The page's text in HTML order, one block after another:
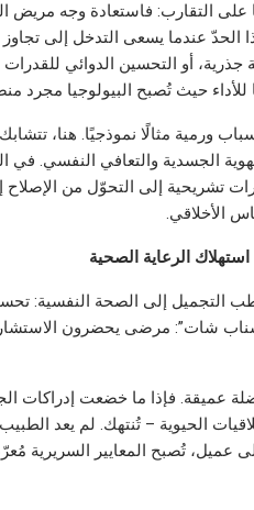
على التقارب: فاستعادة وجه
الحدّ عندما يسعى التدخل إلى تجاوز
جذرية، أو التحسين الدوائي
للأداء حيث تُصبح البيولوجيا مجرد
ورمية مثالًا نموذجيًا. هنا،
الجسدية والتعافي النفسي. في
تشريحية إلى التحوّل من الإصلاح
الأخلاقي.
استهلاك الرعاية الصحية
التجميل إلى الصحة النفسية:
شات”: مرضى يحضرون
عميقة. فإذا ما خضعت إدراكات
الحيوية – تُنتهك. لم يعد
عميل، تُصبح المعايير